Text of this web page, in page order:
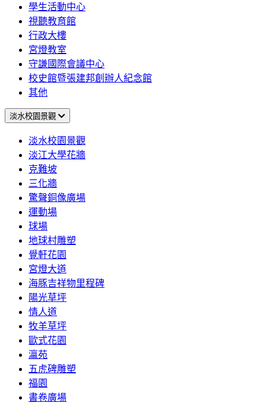
學生活動中心
視聽教育館
行政大樓
宮燈教室
守謙國際會議中心
校史館暨張建邦創辦人紀念館
其他
淡水校園景觀
淡水校園景觀
淡江大學花牆
克難坡
三化牆
驚聲銅像廣場
運動場
球場
地球村雕塑
覺軒花園
宮燈大道
海豚吉祥物里程碑
陽光草坪
情人道
牧羊草坪
歐式花園
瀛苑
五虎碑雕塑
福園
書卷廣場